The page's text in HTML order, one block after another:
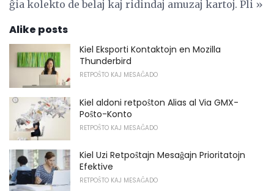
ĝia kolekto de belaj kaj ridindaj amuzaj kartoj. Pli »
Alike posts
Kiel Eksporti Kontaktojn en Mozilla
Thunderbird
RETPOŜTO KAJ MESAĜADO
Kiel aldoni retpoŝton Alias ​​al Via GMX-
Poŝto-Konto
RETPOŜTO KAJ MESAĜADO
Kiel Uzi Retpoŝtajn Mesaĝajn Prioritatojn
Efektive
RETPOŜTO KAJ MESAĜADO